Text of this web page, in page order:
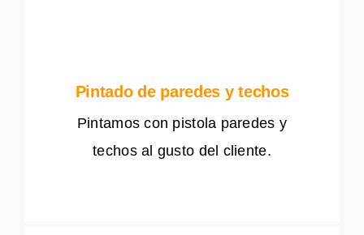
Pintado de paredes y techos
Pintamos con pistola paredes y
techos al gusto del cliente.